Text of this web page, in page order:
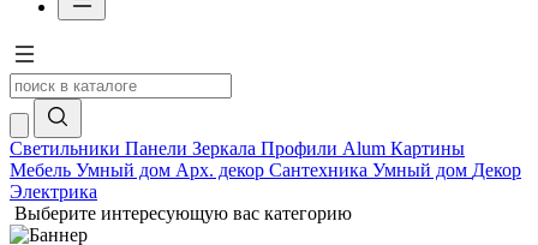
Светильники Панели Зеркала Профили Alum Картины
Мебель Умный дом Арх. декор Сантехника Умный дом Декор
Электрика
Выберите интересующую вас категорию